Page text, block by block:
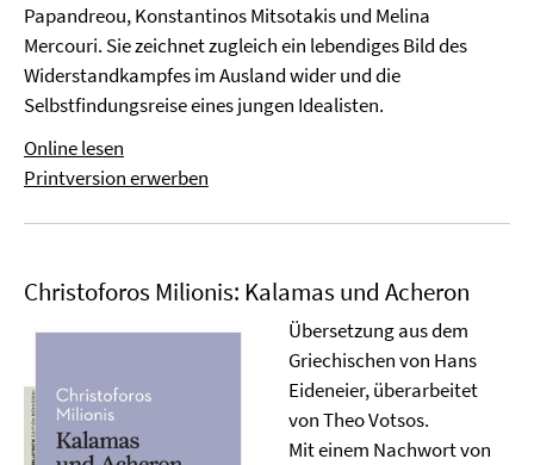
Papandreou, Konstantinos Mitsotakis und Melina
Mercouri. Sie zeichnet zugleich ein lebendiges Bild des
Widerstandkampfes im Ausland wider und die
Selbstfindungsreise eines jungen Idealisten.
Online lesen
Printversion erwerben
Christoforos Milionis: Kalamas und Acheron
Übersetzung aus dem
Griechischen von Hans
Eideneier, überarbeitet
von Theo Votsos.
Mit einem Nachwort von